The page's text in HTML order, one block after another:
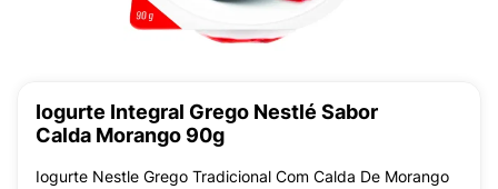
Iogurte Integral Grego Nestlé Sabor
Calda Morango 90g
Iogurte Nestle Grego Tradicional Com Calda De Morango